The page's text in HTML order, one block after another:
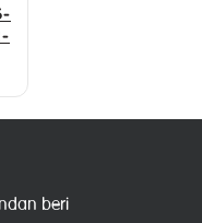
beri